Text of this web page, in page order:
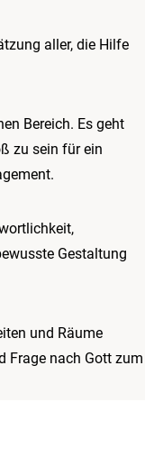
aller, die Hilfe
Bereich. Es geht
zu sein für ein
Gestaltung
und Räume
Frage nach Gott zum